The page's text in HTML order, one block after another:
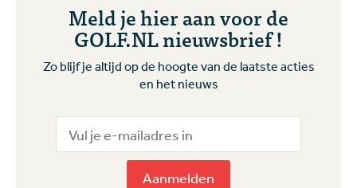
Meld je hier aan voor de
GOLF.NL nieuwsbrief !
Zo blijf je altijd op de hoogte van de laatste acties
en het nieuws
Aanmelden